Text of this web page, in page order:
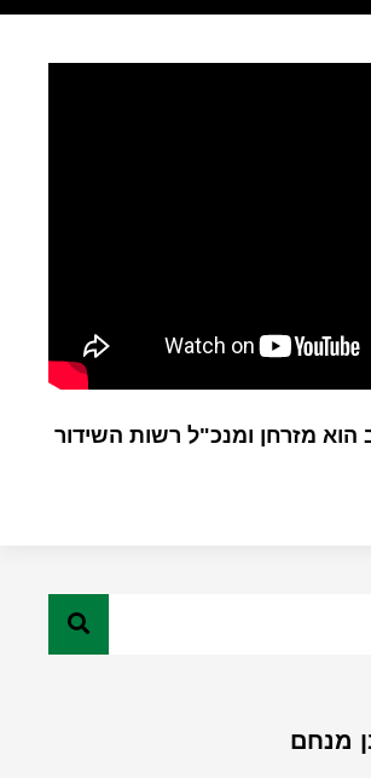
מזרחן ומנכ"ל רשות השידור
מנחם